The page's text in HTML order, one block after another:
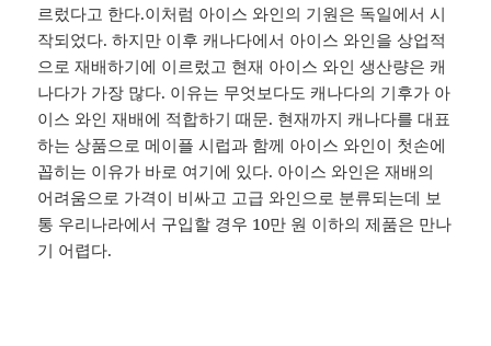
르렀다고 한다.이처럼 아이스 와인의 기원은 독일에서 시
작되었다. 하지만 이후 캐나다에서 아이스 와인을 상업적
으로 재배하기에 이르렀고 현재 아이스 와인 생산량은 캐
나다가 가장 많다. 이유는 무엇보다도 캐나다의 기후가 아
이스 와인 재배에 적합하기 때문. 현재까지 캐나다를 대표
하는 상품으로 메이플 시럽과 함께 아이스 와인이 첫손에
꼽히는 이유가 바로 여기에 있다. 아이스 와인은 재배의
어려움으로 가격이 비싸고 고급 와인으로 분류되는데 보
통 우리나라에서 구입할 경우 10만 원 이하의 제품은 만나
기 어렵다.